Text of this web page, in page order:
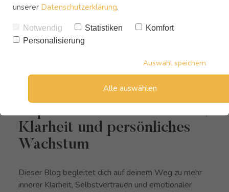
Buch
Download
Klarheit und persönliches
Wachstum
Dieser Blog begleitet dich auf deinem Weg zu mehr
innerer Klarheit, Selbstvertrauen und emotionaler
unserer Datenschutzerklärung.
Notwendig Statistiken
Komfort
Personalisierung
Auswahl speichern
Alle auswählen